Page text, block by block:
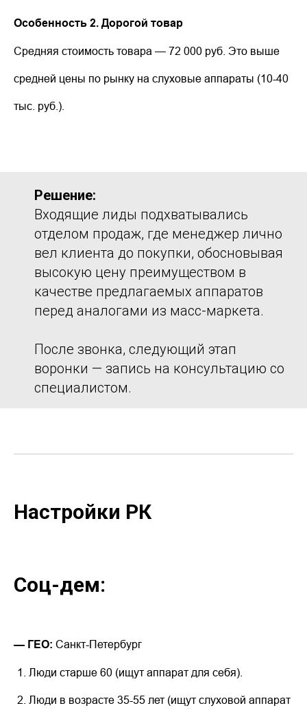
Особенность 2. Дорогой товар
Средняя стоимость товара — 72 000 руб. Это выше
средней цены по рынку на слуховые аппараты (10-40
тыс. руб.).
Решение:
Входящие лиды подхватывались
отделом продаж, где менеджер лично
вел клиента до покупки, обосновывая
высокую цену преимуществом в
качестве предлагаемых аппаратов
перед аналогами из масс-маркета.
После звонка, следующий этап
воронки — запись на консультацию со
специалистом.
Настройки РК
Соц-дем:
— ГЕО: Санкт-Петербург
Люди старше 60 (ищут аппарат для себя).
Люди в возрасте 35-55 лет (ищут слуховой аппарат